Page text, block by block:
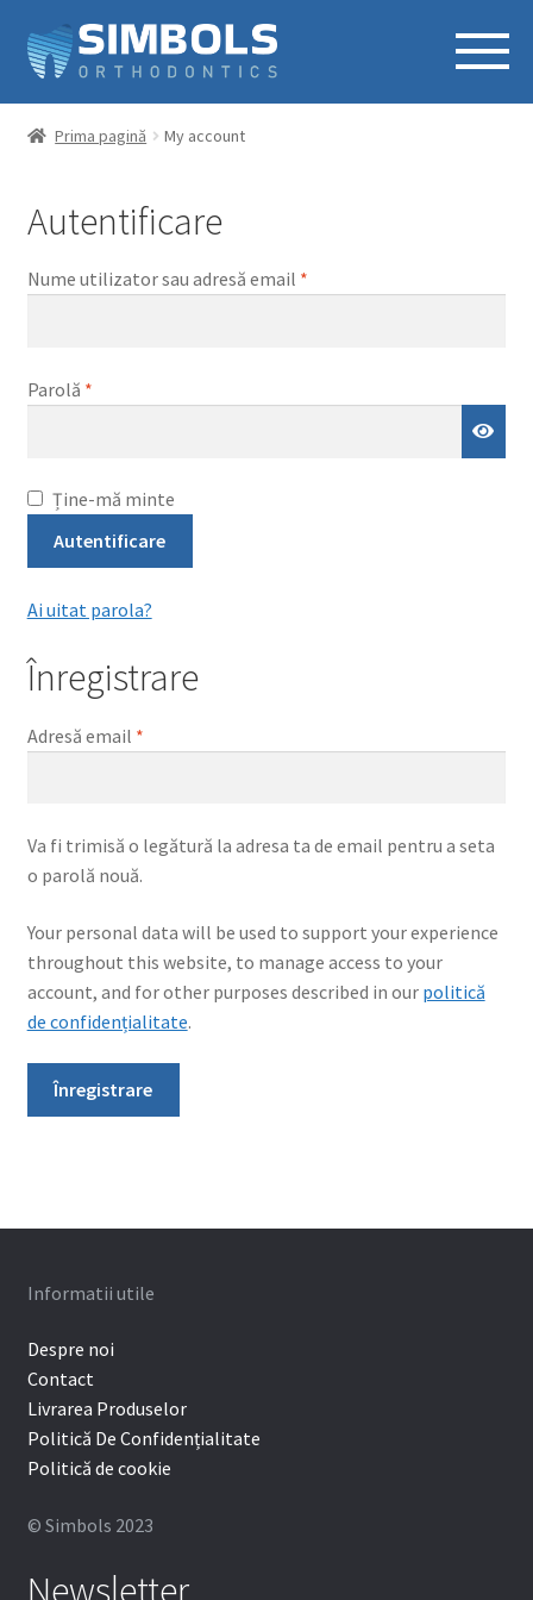
Prima pagină My account
Autentificare
Nume utilizator sau adresă email *Obligatoriu
Parolă *Obligatoriu
Ține-mă minte
Autentificare
Ai uitat parola?
Înregistrare
Adresă email *Obligatoriu
Va fi trimisă o legătură la adresa ta de email pentru a seta
o parolă nouă.
Your personal data will be used to support your experience
throughout this website, to manage access to your
account, and for other purposes described in our politică
de confidențialitate.
Înregistrare
Informatii utile
Despre noi
Contact
Livrarea Produselor
Politică De Confidențialitate
Politică de cookie
© Simbols 2023
Newsletter